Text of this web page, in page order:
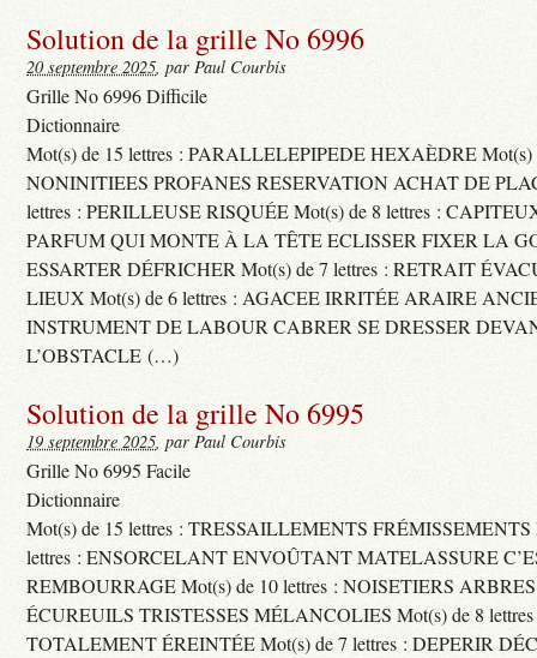
Solution de la grille No 6996
20 septembre 2025, par Paul Courbis
Grille No 6996 Difficile
Dictionnaire
Mot(s) de 15 lettres : PARALLELEPIPEDE HEXAÈDRE Mot(s)
NONINITIEES PROFANES RESERVATION ACHAT DE
lettres : PERILLEUSE RISQUÉE Mot(s) de 8 lettres :
PARFUM QUI MONTE À LA TÊTE ECLISSER FIXER LA
ESSARTER DÉFRICHER Mot(s) de 7 lettres : RETRAIT
LIEUX Mot(s) de 6 lettres : AGACEE IRRITÉE ARAIRE
INSTRUMENT DE LABOUR CABRER SE DRESSER
L’OBSTACLE (…)
Solution de la grille No 6995
19 septembre 2025, par Paul Courbis
Grille No 6995 Facile
Dictionnaire
Mot(s) de 15 lettres : TRESSAILLEMENTS FRÉMISSEMENTS
lettres : ENSORCELANT ENVOÛTANT MATELASSURE
REMBOURRAGE Mot(s) de 10 lettres : NOISETIERS
ÉCUREUILS TRISTESSES MÉLANCOLIES Mot(s) de 8
TOTALEMENT ÉREINTÉE Mot(s) de 7 lettres : DEPERIR